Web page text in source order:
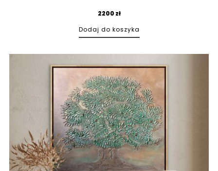
2200 zł
Dodaj do koszyka